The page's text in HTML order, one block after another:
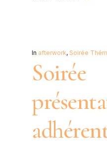
In afterwork, Soirée
Soirée